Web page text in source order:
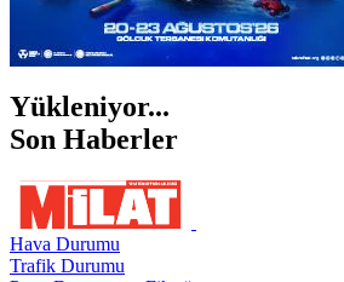
Yükleniyor...
Son Haberler
Hava Durumu
Trafik Durumu